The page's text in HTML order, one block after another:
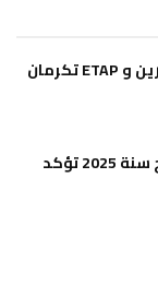
للسنة الرابعة على التوالي: مازارين و ETAP تكرمان
البنك التونسي السعودي: نتائج سنة 2025 تؤكد